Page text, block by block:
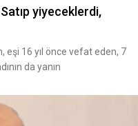
yiyeceklerdi,
eşi 16 yıl önce vefat eden, 7
da yanın